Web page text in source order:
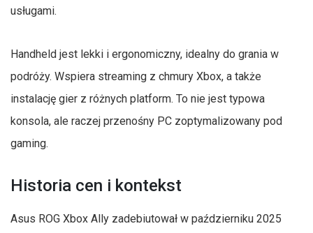
usługami.
Handheld jest lekki i ergonomiczny, idealny do grania w
podróży. Wspiera streaming z chmury Xbox, a także
instalację gier z różnych platform. To nie jest typowa
konsola, ale raczej przenośny PC zoptymalizowany pod
gaming.
Historia cen i kontekst
Asus ROG Xbox Ally zadebiutował w październiku 2025